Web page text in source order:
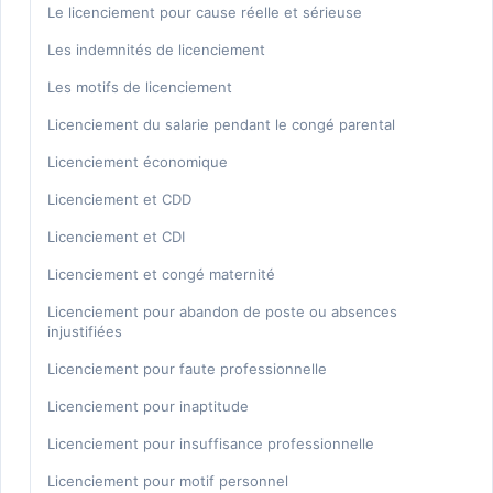
Traders
Le licenciement pour cause réelle et sérieuse
Les indemnités de licenciement
Les motifs de licenciement
Licenciement du salarie pendant le congé parental
Licenciement économique
Licenciement et CDD
Licenciement et CDI
Licenciement et congé maternité
Licenciement pour abandon de poste ou absences
injustifiées
Licenciement pour faute professionnelle
Licenciement pour inaptitude
Licenciement pour insuffisance professionnelle
Licenciement pour motif personnel